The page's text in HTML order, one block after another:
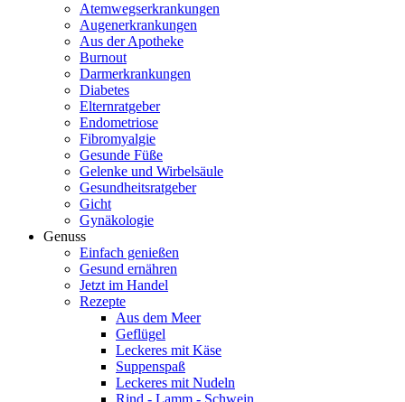
Atemwegserkrankungen
Augenerkrankungen
Aus der Apotheke
Burnout
Darmerkrankungen
Diabetes
Elternratgeber
Endometriose
Fibromyalgie
Gesunde Füße
Gelenke und Wirbelsäule
Gesundheitsratgeber
Gicht
Gynäkologie
Genuss
Einfach genießen
Gesund ernähren
Jetzt im Handel
Rezepte
Aus dem Meer
Geflügel
Leckeres mit Käse
Suppenspaß
Leckeres mit Nudeln
Rind - Lamm - Schwein